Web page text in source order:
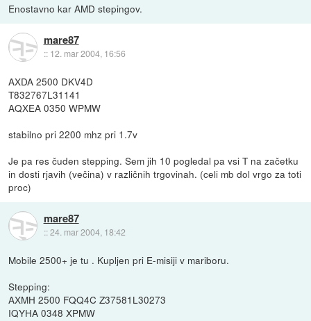
Enostavno kar AMD stepingov.
mare87
:: 12. mar 2004, 16:56
AXDA 2500 DKV4D
T832767L31141
AQXEA 0350 WPMW
stabilno pri 2200 mhz pri 1.7v
Je pa res čuden stepping. Sem jih 10 pogledal pa vsi T na začetku
in dosti rjavih (večina) v različnih trgovinah. (celi mb dol vrgo za toti
proc)
mare87
::24. mar 2004, 18:42
Mobile 2500+ je tu . Kupljen pri E-misiji v mariboru.
Stepping:
AXMH 2500 FQQ4C Z37581L30273
IQYHA 0348 XPMW